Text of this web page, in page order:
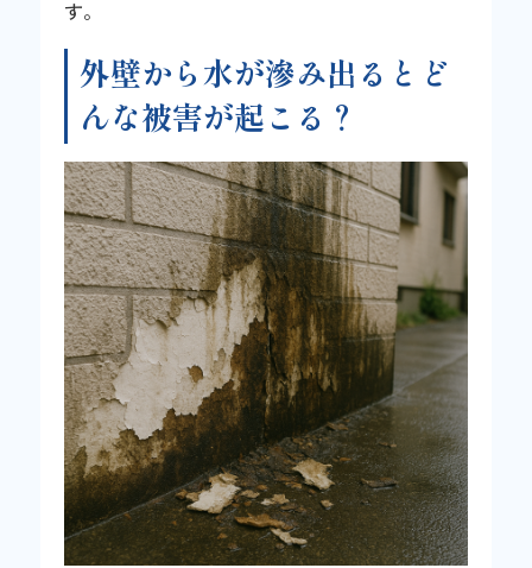
す。
外壁から水が滲み出るとど
んな被害が起こる？